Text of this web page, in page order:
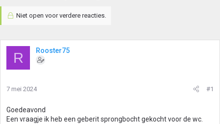
Niet open voor verdere reacties.
R Rooster75
7 mei 2024 #1
Goedeavond
Een vraagje ik heb een geberit sprongbocht gekocht voor de wc.